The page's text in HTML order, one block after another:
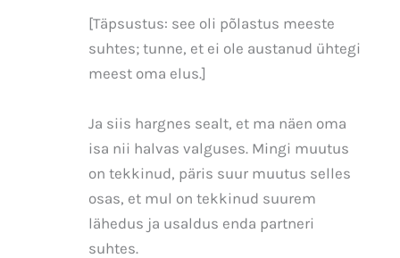
[Täpsustus: see oli põlastus meeste
suhtes; tunne, et ei ole austanud ühtegi
meest oma elus.]
Ja siis hargnes sealt, et ma näen oma
isa nii halvas valguses. Mingi muutus
on tekkinud, päris suur muutus selles
osas, et mul on tekkinud suurem
lähedus ja usaldus enda partneri
suhtes.